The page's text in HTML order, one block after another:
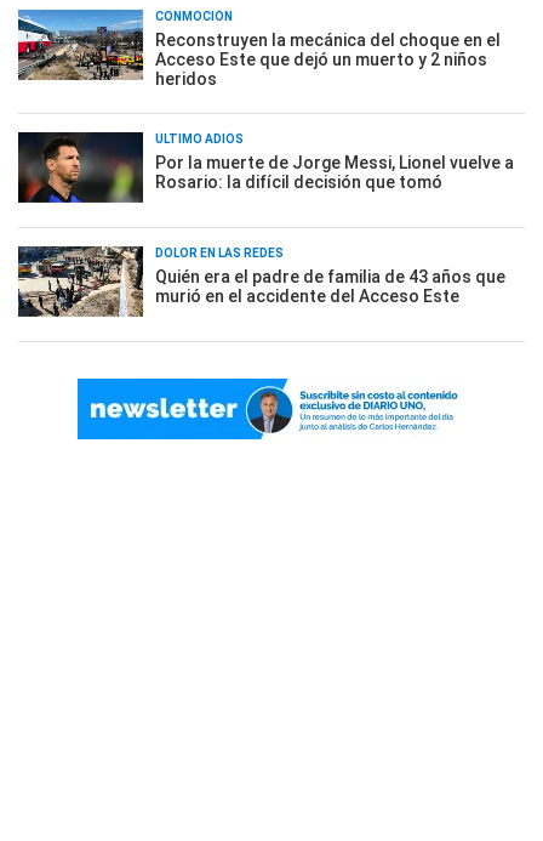
CONMOCIÓN
Reconstruyen la mecánica del choque en el
Acceso Este que dejó un muerto y 2 niños
heridos
ÚLTIMO ADIÓS
Por la muerte de Jorge Messi, Lionel vuelve a
Rosario: la difícil decisión que tomó
DOLOR EN LAS REDES
Quién era el padre de familia de 43 años que
murió en el accidente del Acceso Este